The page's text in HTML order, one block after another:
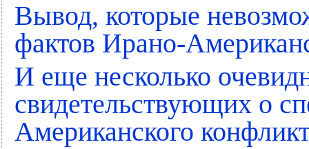
Вывод, которые
фактов Ирано-
И еще несколько
свидетельствующих о
Американского